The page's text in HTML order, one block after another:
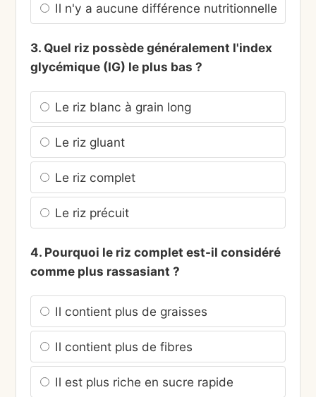
Il n'y a aucune différence nutritionnelle
3. Quel riz possède généralement l'index
glycémique (IG) le plus bas ?
Le riz blanc à grain long
Le riz gluant
Le riz complet
Le riz précuit
4. Pourquoi le riz complet est-il considéré
comme plus rassasiant ?
Il contient plus de graisses
Il contient plus de fibres
Il est plus riche en sucre rapide